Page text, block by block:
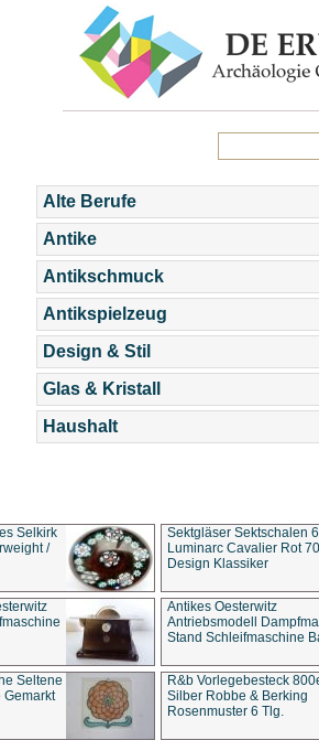
Alte Berufe
Antike
Antikschmuck
Antikspielzeug
Design & Stil
Glas & Kristall
Haushalt
Selkirk
/
Sektgläser Sektschalen
Luminarc Cavalier Rot
Design Klassiker
Antikes Oesterwitz
Antriebsmodell
Stand Schleifmaschine
Seltene
Gemarkt
R&b Vorlegebesteck
Silber Robbe & Berking
Rosenmuster 6 Tlg.